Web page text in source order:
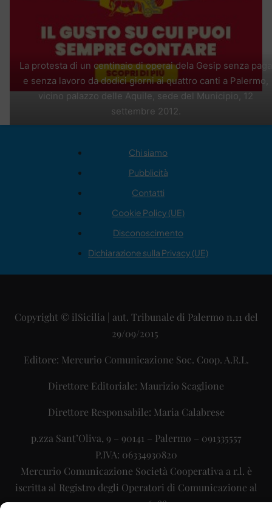
La protesta di un centinaio di operai dela Gesip senza paga
e senza lavoro da dodici giorni ai quattro canti a Palermo,
vicino palazzo delle Aquile, sede del Municipio, 12
settembre 2012.
Chi siamo
Pubblicità
Contatti
Cookie Policy (UE)
Disconoscimento
Dichiarazione sulla Privacy (UE)
Copyright © ilSicilia | aut. Tribunale di Palermo n.11 del
29/09/2015
Editore: Mercurio Comunicazione Soc. Coop. A.R.L.
Direttore Editoriale: Maurizio Scaglione
Direttore Responsabile: Maria Calabrese
p.zza Sant’Oliva, 9 – 90141 – Palermo – 091335557
P.IVA: 06334930820
Mercurio Comunicazione Società Cooperativa a r.l. è
iscritta al Registro degli Operatori di Comunicazione al
numero 26988